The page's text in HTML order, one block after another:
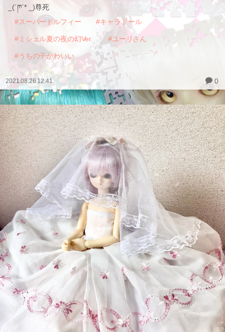
_(´ཫ`* _)尊死
#スーパードルフィー
#キャラドール
#ミシェル夏の夜の幻Ver. #ユーリさん
#うちの子かわいい
2021.08.26 12:41 0